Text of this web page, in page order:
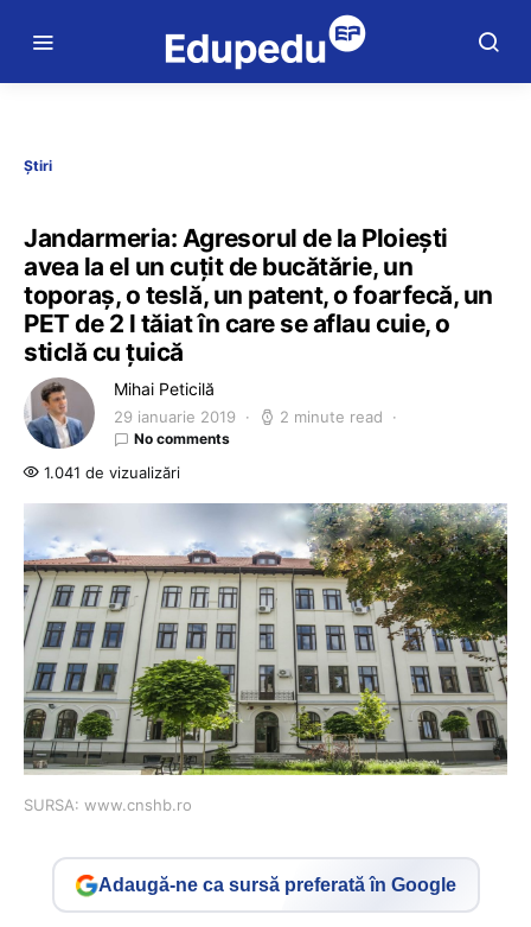
Știri
Jandarmeria: Agresorul de la Ploiești
avea la el un cuțit de bucătărie, un
toporaș, o teslă, un patent, o foarfecă, un
PET de 2 l tăiat în care se aflau cuie, o
sticlă cu țuică
Mihai Peticilă
29 ianuarie 2019 2 minute read
No comments
1.041 de vizualizări
SURSA: www.cnshb.ro
Adaugă-ne ca sursă preferată în Google